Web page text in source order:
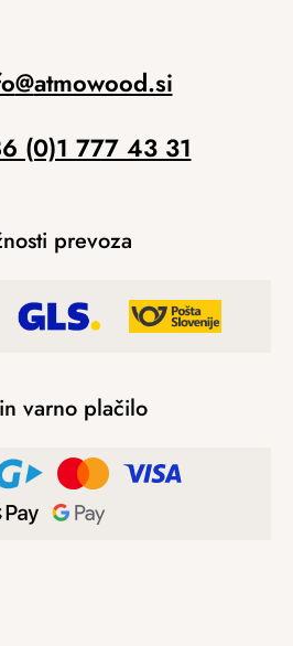
@atmowood.si
(0)1 777 43 31
prevoza
varno plačilo